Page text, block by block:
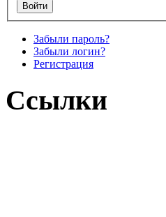
Забыли пароль?
Забыли логин?
Регистрация
Ссылки